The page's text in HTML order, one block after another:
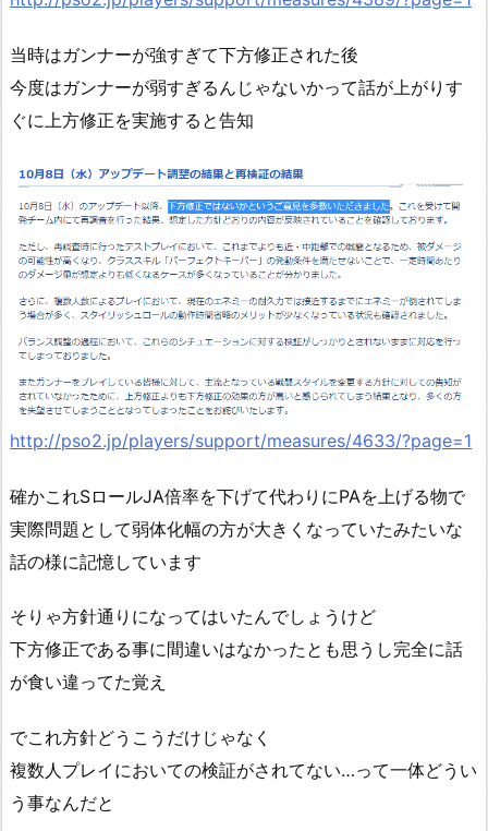
当時はガンナーが強すぎて下方修正された後
今度はガンナーが弱すぎるんじゃないかって話が上がりす
ぐに上方修正を実施すると告知
http://pso2.jp/players/support/measures/4633/?page=1
確かこれSロールJA倍率を下げて代わりにPAを上げる物で
実際問題として弱体化幅の方が大きくなっていたみたいな
話の様に記憶しています
そりゃ方針通りになってはいたんでしょうけど
下方修正である事に間違いはなかったとも思うし完全に話
が食い違ってた覚え
でこれ方針どうこうだけじゃなく
複数人プレイにおいての検証がされてない…って一体どうい
う事なんだと